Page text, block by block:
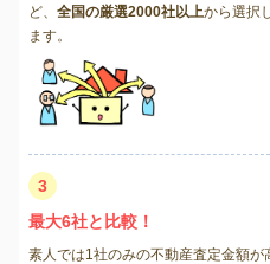
ど、 全国の厳選2000社以上から選択
ます。
3
最大6社と比較！
素人では1社のみの不動産査定金額